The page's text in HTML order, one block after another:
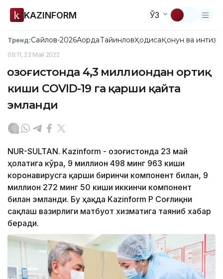
KAZINFORM ЎЗ
Тренд:Сайлов-2026АқордаТайинловҲодисаҚонун ва
09:11, 23 Май 2022
Қозоғистонда 4,3 миллиондан ортиқ
киши CОVID-19 га қарши қайта
эмланди
NUR-SULTAN. Kazinform - Қозоғистонда 23 май
ҳолатига кўра, 9 миллион 498 минг 963 киши
коронавирусга қарши биринчи компонент билан, 9
миллион 272 минг 50 киши иккинчи компонент
билан эмланди. Бу ҳақда Kazinform ҚР Соғлиқни
сақлаш вазирлиги матбуот хизматига таяниб хабар
беради.